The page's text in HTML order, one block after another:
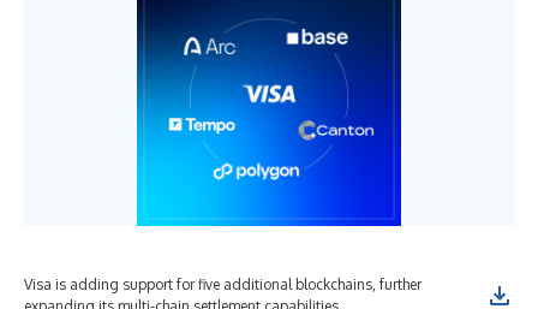
Visa is adding support for five additional blockchains, further